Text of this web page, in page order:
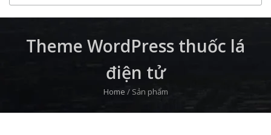
Theme WordPress thuốc lá
điện tử
Home / Sản phẩm